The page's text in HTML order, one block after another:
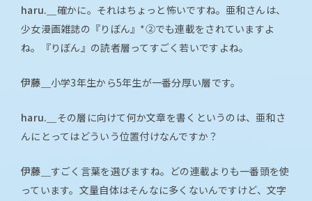
haru.＿ 確かに。それはちょっと怖いですね。亜和さんは、
少女漫画雑誌の『りぼん』*②でも連載をされていますよ
ね。『りぼん』の読者層ってすごく若いですよね。
伊藤＿ 小学3年生から5年生が一番分厚い層です。
haru.＿ その層に向けて何か文章を書くというのは、亜和さ
んにとってはどういう位置付けなんですか？
伊藤＿ すごく言葉を選びますね。どの連載よりも一番頭を使
っています。文量自体はそんなに多くないんですけど、文字